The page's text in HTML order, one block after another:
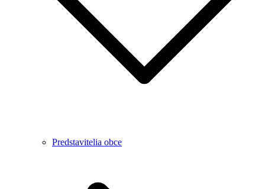
Predstavitelia obce